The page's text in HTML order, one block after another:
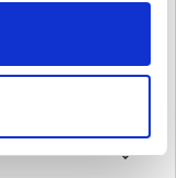
Storeen ja nauti
ehdoillasi.
pelaaminen jo